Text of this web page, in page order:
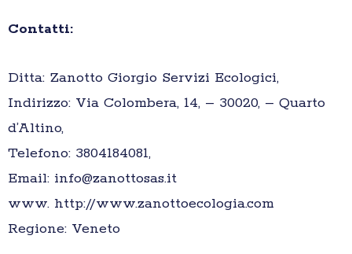
Contatti:
Ditta: Zanotto Giorgio Servizi Ecologici,
Indirizzo: Via Colombera, 14, – 30020, – Quarto
d’Altino,
Telefono: 3804184081,
Email: info@zanottosas.it
www. http://www.zanottoecologia.com
Regione: Veneto